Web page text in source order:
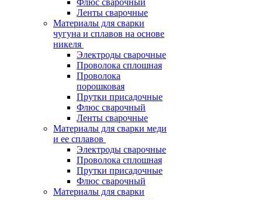
Флюс сварочный
Ленты сварочные
Материалы для сварки
чугуна и сплавов на основе
никеля
Электроды сварочные
Проволока сплошная
Проволока
порошковая
Прутки присадочные
Флюс сварочный
Ленты сварочные
Материалы для сварки меди
и ее сплавов
Электроды сварочные
Проволока сплошная
Прутки присадочные
Флюс сварочный
Материалы для сварки